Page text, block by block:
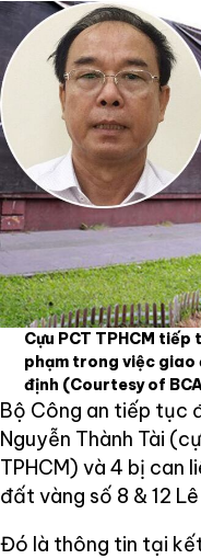
Cựu PCT TPHCM
phạm trong việc giao
định (Courtesy of
Bộ Công an tiếp tục
Nguyễn Thành Tài
TPHCM) và 4 bị can
đất vàng số 8 & 12
Đó là thông tin tại